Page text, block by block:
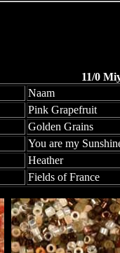
11/0
Naam
Pink Grapefruit
Golden Grains
You are my
Heather
Fields of France